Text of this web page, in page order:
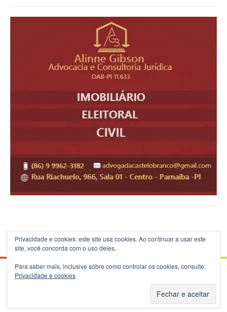
© 2026 Blog do B.Silva - Theme: Patus by FameThemes.
Privacidade e cookies: este site usa cookies. Ao continuar a usar este
site, você concorda com o uso deles.
Para saber mais, inclusive sobre como controlar os cookies, consulte:
Privacidade e cookies